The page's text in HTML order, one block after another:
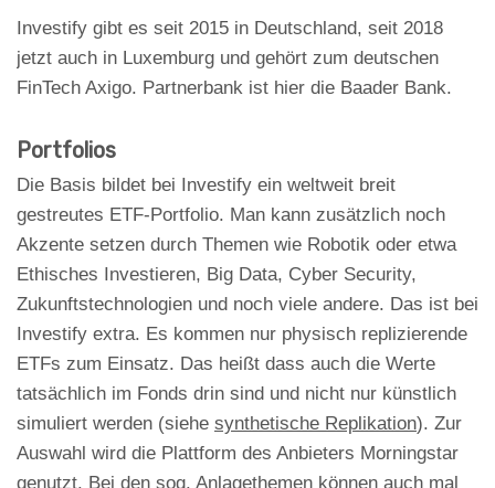
Investify gibt es seit 2015 in Deutschland, seit 2018
jetzt auch in Luxemburg und gehört zum deutschen
FinTech Axigo. Partnerbank ist hier die Baader Bank.
Portfolios
Die Basis bildet bei Investify ein weltweit breit
gestreutes ETF-Portfolio. Man kann zusätzlich noch
Akzente setzen durch Themen wie Robotik oder etwa
Ethisches Investieren, Big Data, Cyber Security,
Zukunftstechnologien und noch viele andere. Das ist bei
Investify extra. Es kommen nur physisch replizierende
ETFs zum Einsatz. Das heißt dass auch die Werte
tatsächlich im Fonds drin sind und nicht nur künstlich
simuliert werden (siehe synthetische Replikation). Zur
Auswahl wird die Plattform des Anbieters Morningstar
genutzt. Bei den sog. Anlagethemen können auch mal